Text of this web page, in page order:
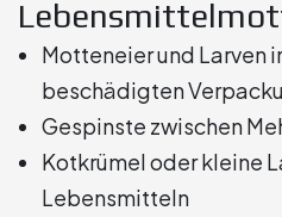
Motteneier und Larven
beschädigten
Gespinste zwischen
Kotkrümel oder kleine
Lebensmitteln